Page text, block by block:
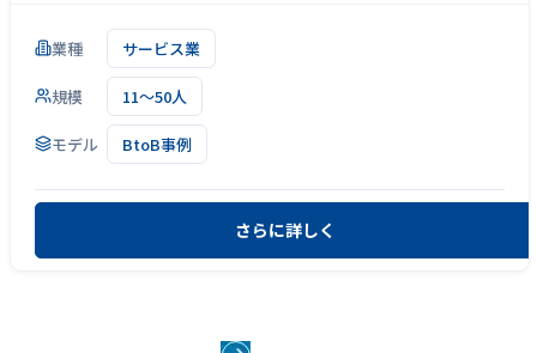
業種 サービス業
規模 11～50人
モデル BtoB事例
さらに詳しく